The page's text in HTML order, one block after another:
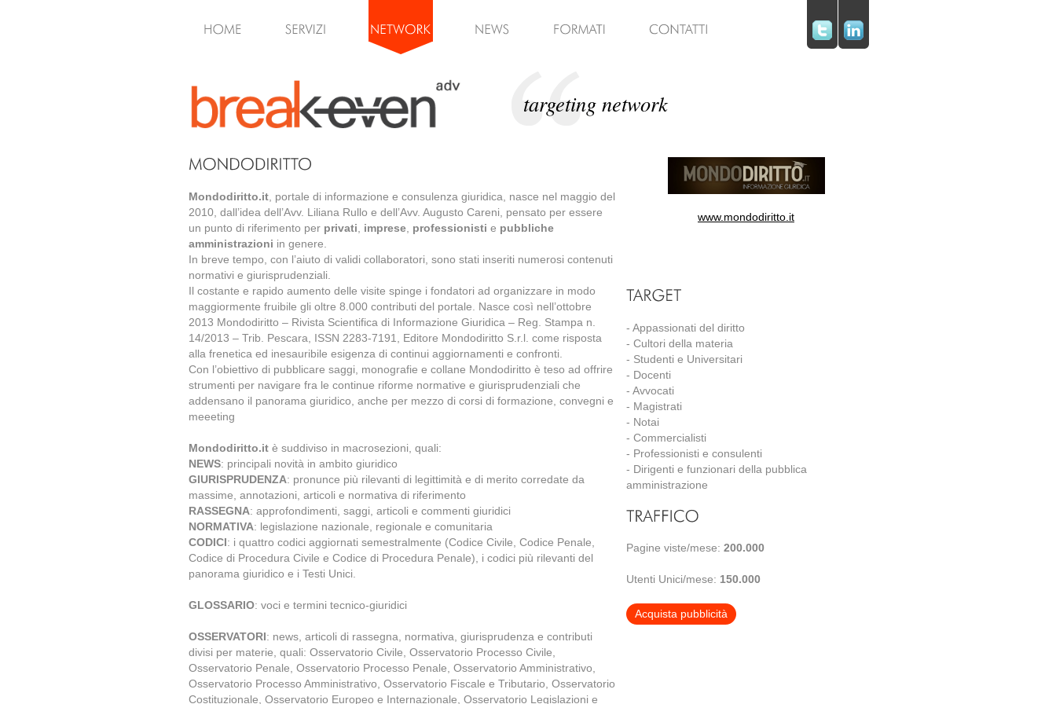
targeting network
Mondodiritto.it , portale di informazione e consulenza giuridica, nasce nel maggio del
2010, dall’idea dell’Avv. Liliana Rullo e dell’Avv. Augusto Careni, pensato per essere
un punto di riferimento per privati imprese professionisti e pubbliche
amministrazioni in genere.
In breve tempo, con l’aiuto di validi collaboratori, sono stati inseriti numerosi contenuti
normativi e giurisprudenziali.
Il costante e rapido aumento delle visite spinge i fondatori ad organizzare in modo
maggiormente fruibile gli oltre 8.000 contributi del portale. Nasce così nell’ottobre
2013 Mondodiritto – Rivista Scientifica di Informazione Giuridica – Reg. Stampa n.
14/2013 – Trib. Pescara, ISSN 2283-7191, Editore Mondodiritto S.r.l. come risposta
alla frenetica ed inesauribile esigenza di continui aggiornamenti e confronti.
Con l’obiettivo di pubblicare saggi, monografie e collane Mondodiritto è teso ad offrire
strumenti per navigare fra le continue riforme normative e giurisprudenziali che
addensano il panorama giuridico, anche per mezzo di corsi di formazione, convegni e
meeeting
Mondodiritto.it è suddiviso in macrosezioni, quali:
NEWS: principali novità in ambito giuridico
GIURISPRUDENZA: pronunce più rilevanti di legittimità e di merito corredate da
massime, annotazioni, articoli e normativa di riferimento
RASSEGNA: approfondimenti, saggi, articoli e commenti giuridici
NORMATIVA: legislazione nazionale, regionale e comunitaria
CODICI: i quattro codici aggiornati semestralmente (Codice Civile, Codice Penale,
Codice di Procedura Civile e Codice di Procedura Penale), i codici più rilevanti del
panorama giuridico e i Testi Unici.
GLOSSARIO: voci e termini tecnico-giuridici
OSSERVATORI: news, articoli di rassegna, normativa, giurisprudenza e contributi
divisi per materie, quali: Osservatorio Civile, Osservatorio Processo Civile,
Osservatorio Penale, Osservatorio Processo Penale, Osservatorio Amministrativo,
Osservatorio Processo Amministrativo, Osservatorio Fiscale e Tributario, Osservatorio
Costituzionale, Osservatorio Europeo e Internazionale, Osservatorio Legislazioni e
www.mondodiritto.it
- Appassionati del diritto
- Cultori della materia
- Studenti e Universitari
- Docenti
- Avvocati
- Magistrati
- Notai
- Commercialisti
- Professionisti e consulenti
- Dirigenti e funzionari della pubblica
amministrazione
Pagine viste/mese: 200.000
Utenti Unici/mese: 150.000
Acquista pubblicità